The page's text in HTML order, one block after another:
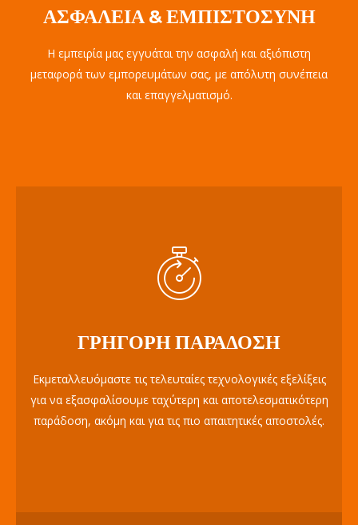
ΑΣΦΆΛΕΙΑ & ΕΜΠΙΣΤΟΣΎΝΗ
Η εμπειρία μας εγγυάται την ασφαλή και αξιόπιστη
μεταφορά των εμπορευμάτων σας, με απόλυτη συνέπεια
και επαγγελματισμό.
ΓΡΉΓΟΡΗ ΠΑΡΆΔΟΣΗ
Εκμεταλλευόμαστε τις τελευταίες τεχνολογικές εξελίξεις
για να εξασφαλίσουμε ταχύτερη και αποτελεσματικότερη
παράδοση, ακόμη και για τις πιο απαιτητικές αποστολές.